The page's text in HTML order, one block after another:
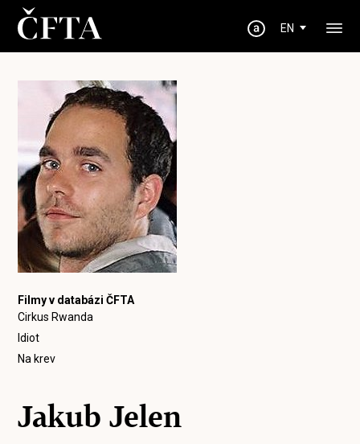
EN
Filmy v databázi ČFTA
Cirkus Rwanda
Idiot
Na krev
Jakub Jelen